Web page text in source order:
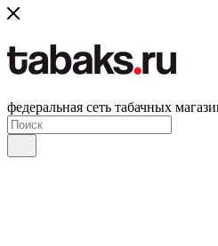
федеральная сеть табачных